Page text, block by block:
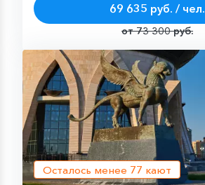
69 635 руб. / чел.
от 73 300 руб.
Осталось менее 77 кают